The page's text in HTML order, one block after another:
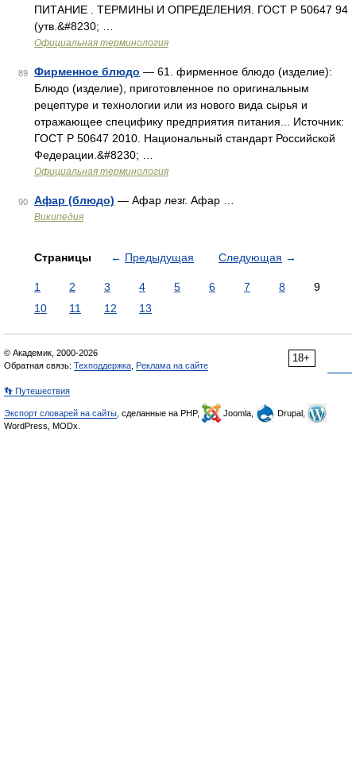
ПИТАНИЕ . ТЕРМИНЫ И ОПРЕДЕЛЕНИЯ. ГОСТ Р 50647 94
(утв.&#8230; …
Официальная терминология
89 Фирменное блюдо — 61. фирменное блюдо (изделие):
Блюдо (изделие), приготовленное по оригинальным
рецептуре и технологии или из нового вида сырья и
отражающее специфику предприятия питания... Источник:
ГОСТ Р 50647 2010. Национальный стандарт Российской
Федерации.&#8230; …
Официальная терминология
90 Афар (блюдо) — Афар лезг. Афар …
Википедия
Страницы ← Предыдущая Следующая →
1 2 3 4 5 6 7 8
9
10
11 12 13
18+
© Академик, 2000-2026
Обратная связь: Техподдержка Реклама на сайте
👣 Путешествия
Экспорт словарей на сайты , сделанные на PHP, Joomla,
Drupal,
WordPress, MODx.